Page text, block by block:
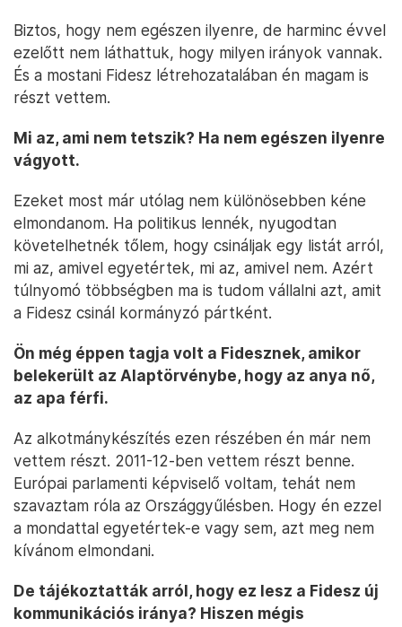
Biztos, hogy nem egészen ilyenre, de harminc évvel
ezelőtt nem láthattuk, hogy milyen irányok vannak.
És a mostani Fidesz létrehozatalában én magam is
részt vettem.
Mi az, ami nem tetszik? Ha nem egészen ilyenre
vágyott.
Ezeket most már utólag nem különösebben kéne
elmondanom. Ha politikus lennék, nyugodtan
követelhetnék tőlem, hogy csináljak egy listát arról,
mi az, amivel egyetértek, mi az, amivel nem. Azért
túlnyomó többségben ma is tudom vállalni azt, amit
a Fidesz csinál kormányzó pártként.
Ön még éppen tagja volt a Fidesznek, amikor
belekerült az Alaptörvénybe, hogy az anya nő,
az apa férfi.
Az alkotmánykészítés ezen részében én már nem
vettem részt. 2011-12-ben vettem részt benne.
Európai parlamenti képviselő voltam, tehát nem
szavaztam róla az Országgyűlésben. Hogy én ezzel
a mondattal egyetértek-e vagy sem, azt meg nem
kívánom elmondani.
De tájékoztatták arról, hogy ez lesz a Fidesz új
kommunikációs iránya? Hiszen mégis